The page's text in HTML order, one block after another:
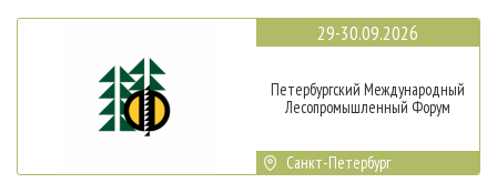
29-30.09.2026
Петербургский Международный
Лесопромышленный Форум
Санкт-Петербург